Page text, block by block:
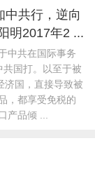
中共行，逆向
明2017年2 ...
中共在国际事务
国打。以至于被
济国，直接导致被
，都享受免税的
产品倾 ...